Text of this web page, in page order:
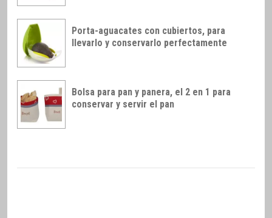
Porta-aguacates con cubiertos, para
llevarlo y conservarlo perfectamente
Bolsa para pan y panera, el 2 en 1 para
conservar y servir el pan